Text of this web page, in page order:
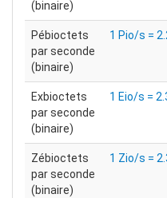
(binaire)
Pébioctets
par seconde
(binaire)
1 Pio/s =
Exbioctets
par seconde
(binaire)
1 Eio/s =
Zébioctets
par seconde
(binaire)
1 Zio/s =